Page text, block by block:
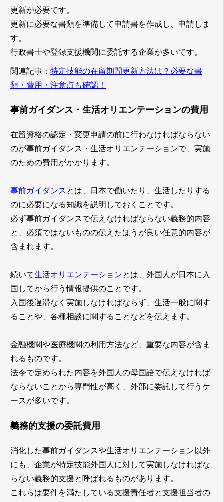
更新が必要です。
更新に必要な書類を準備して申請書を作成し、申請しま
す。
行政書士や登録支援機関に委託する企業が多いです。
関連記事： 特定技能の在留期間更新方法は？必要な書
類・費用・注意点も確認！
事前ガイダンス・生活オリエンテーションの費用
在留資格の認定・変更申請の前に行わなければならない
のが事前ガイダンス・生活オリエンテーションで、実施
のための費用がかかります。
事前ガイダンス とは、日本で働いたり、生活したりする
のに必要になる知識を説明しておくことです。
必ず事前ガイダンスで伝えなければならない義務的内容
と、必須ではないものの伝えたほうが良い任意的内容が
含まれます。
続いて生活オリエンテーションとは、外国人が日本に入
国してから行う情報提供のことです。
入国後遅滞なく実施しなければならず、生活一般に関す
ることや、各種相談に関することなどを伝えます。
金融機関や医療機関の利用方法など、重要な内容が含ま
れるものです。
法令で定められた内容を外国人の母国語で伝えなければ
ならないことから専門性が高く、外部に委託して行うケ
ースが多いです。
義務的支援の委託費用
消化した事前ガイダンスや生活オリエンテーション以外
にも、企業が特定技能外国人に対して実施しなければな
らない義務的支援と呼ばれるものがあります。
これらは要件を満たしている支援責任者と支援担当者の